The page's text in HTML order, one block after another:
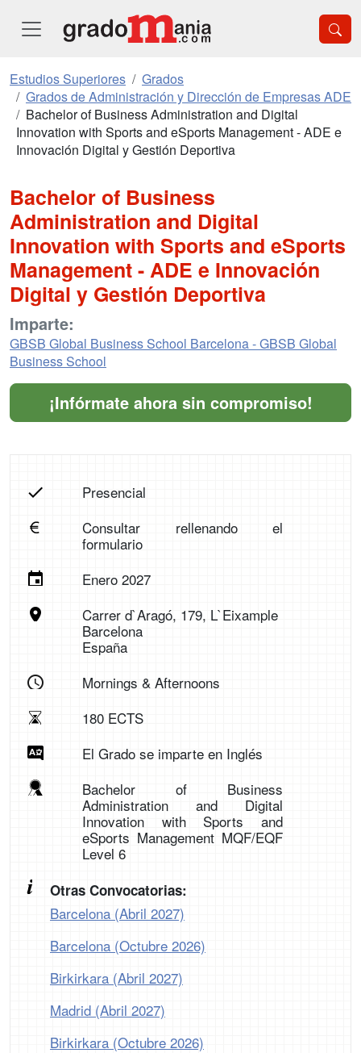
Estudios Superiores
Grados
Grados de Administración y Dirección de Empresas ADE
Bachelor of Business Administration and Digital
Innovation with Sports and eSports Management - ADE e
Innovación Digital y Gestión Deportiva
Bachelor of Business
Administration and Digital
Innovation with Sports and eSports
Management - ADE e Innovación
Digital y Gestión Deportiva
Imparte:
GBSB Global Business School Barcelona - GBSB Global
Business School
¡Infórmate ahora sin compromiso!
Presencial
Consultar rellenando el
formulario
Enero 2027
Carrer d`Aragó, 179, L`Eixample
Barcelona
España
Mornings & Afternoons
180 ECTS
El Grado se imparte en Inglés
Bachelor of Business
Administration and Digital
Innovation with Sports and
eSports Management MQF/EQF
Level 6
Otras Convocatorias:
Barcelona (Abril 2027)
Barcelona (Octubre 2026)
Birkirkara (Abril 2027)
Madrid (Abril 2027)
Birkirkara (Octubre 2026)